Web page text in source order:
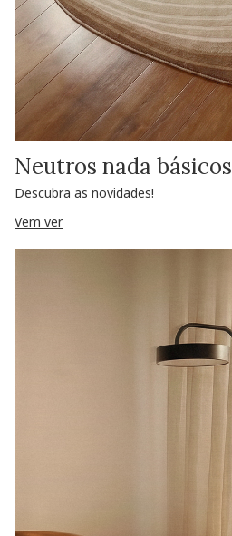
Neutros nada básicos
Descubra as novidades!
Vem ver